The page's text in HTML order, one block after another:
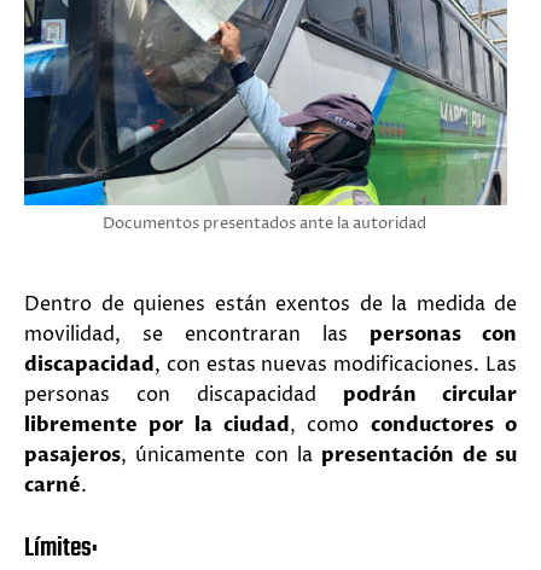
Documentos presentados ante la autoridad
Dentro de quienes están exentos de la medida de
movilidad, se encontraran las personas con
discapacidad, con estas nuevas modificaciones. Las
personas con discapacidad podrán circular
libremente por la ciudad,comoconductores o
pasajeros, únicamente con la presentación de su
carné.
Límites: